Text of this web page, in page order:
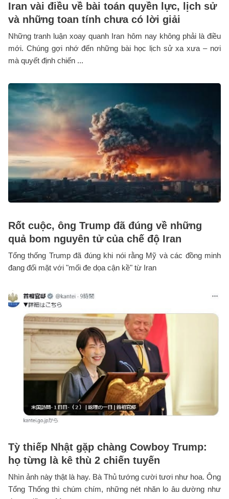
Iran vài điều về bài toán quyền lực, lịch sử
và những toan tính chưa có lời giải
Những tranh luận xoay quanh Iran hôm nay không phải là điều
mới. Chúng gợi nhớ đến những bài học lịch sử xa xưa – nơi
mà quyết định chiến ...
Rốt cuộc, ông Trump đã đúng về những
quả bom nguyên tử của chế độ Iran
Tổng thống Trump đã đúng khi nói rằng Mỹ và các đồng minh
đang đối mặt với "mối đe dọa cận kề" từ Iran
Tỳ thiếp Nhật gặp chàng Cowboy Trump:
họ từng là kê thù 2 chiến tuyến
Nhìn ảnh này thật là hay. Bà Thủ tướng cười tươi như hoa. Ông
Tổng Thống thì chúm chím, những nét nhăn lo âu dường như